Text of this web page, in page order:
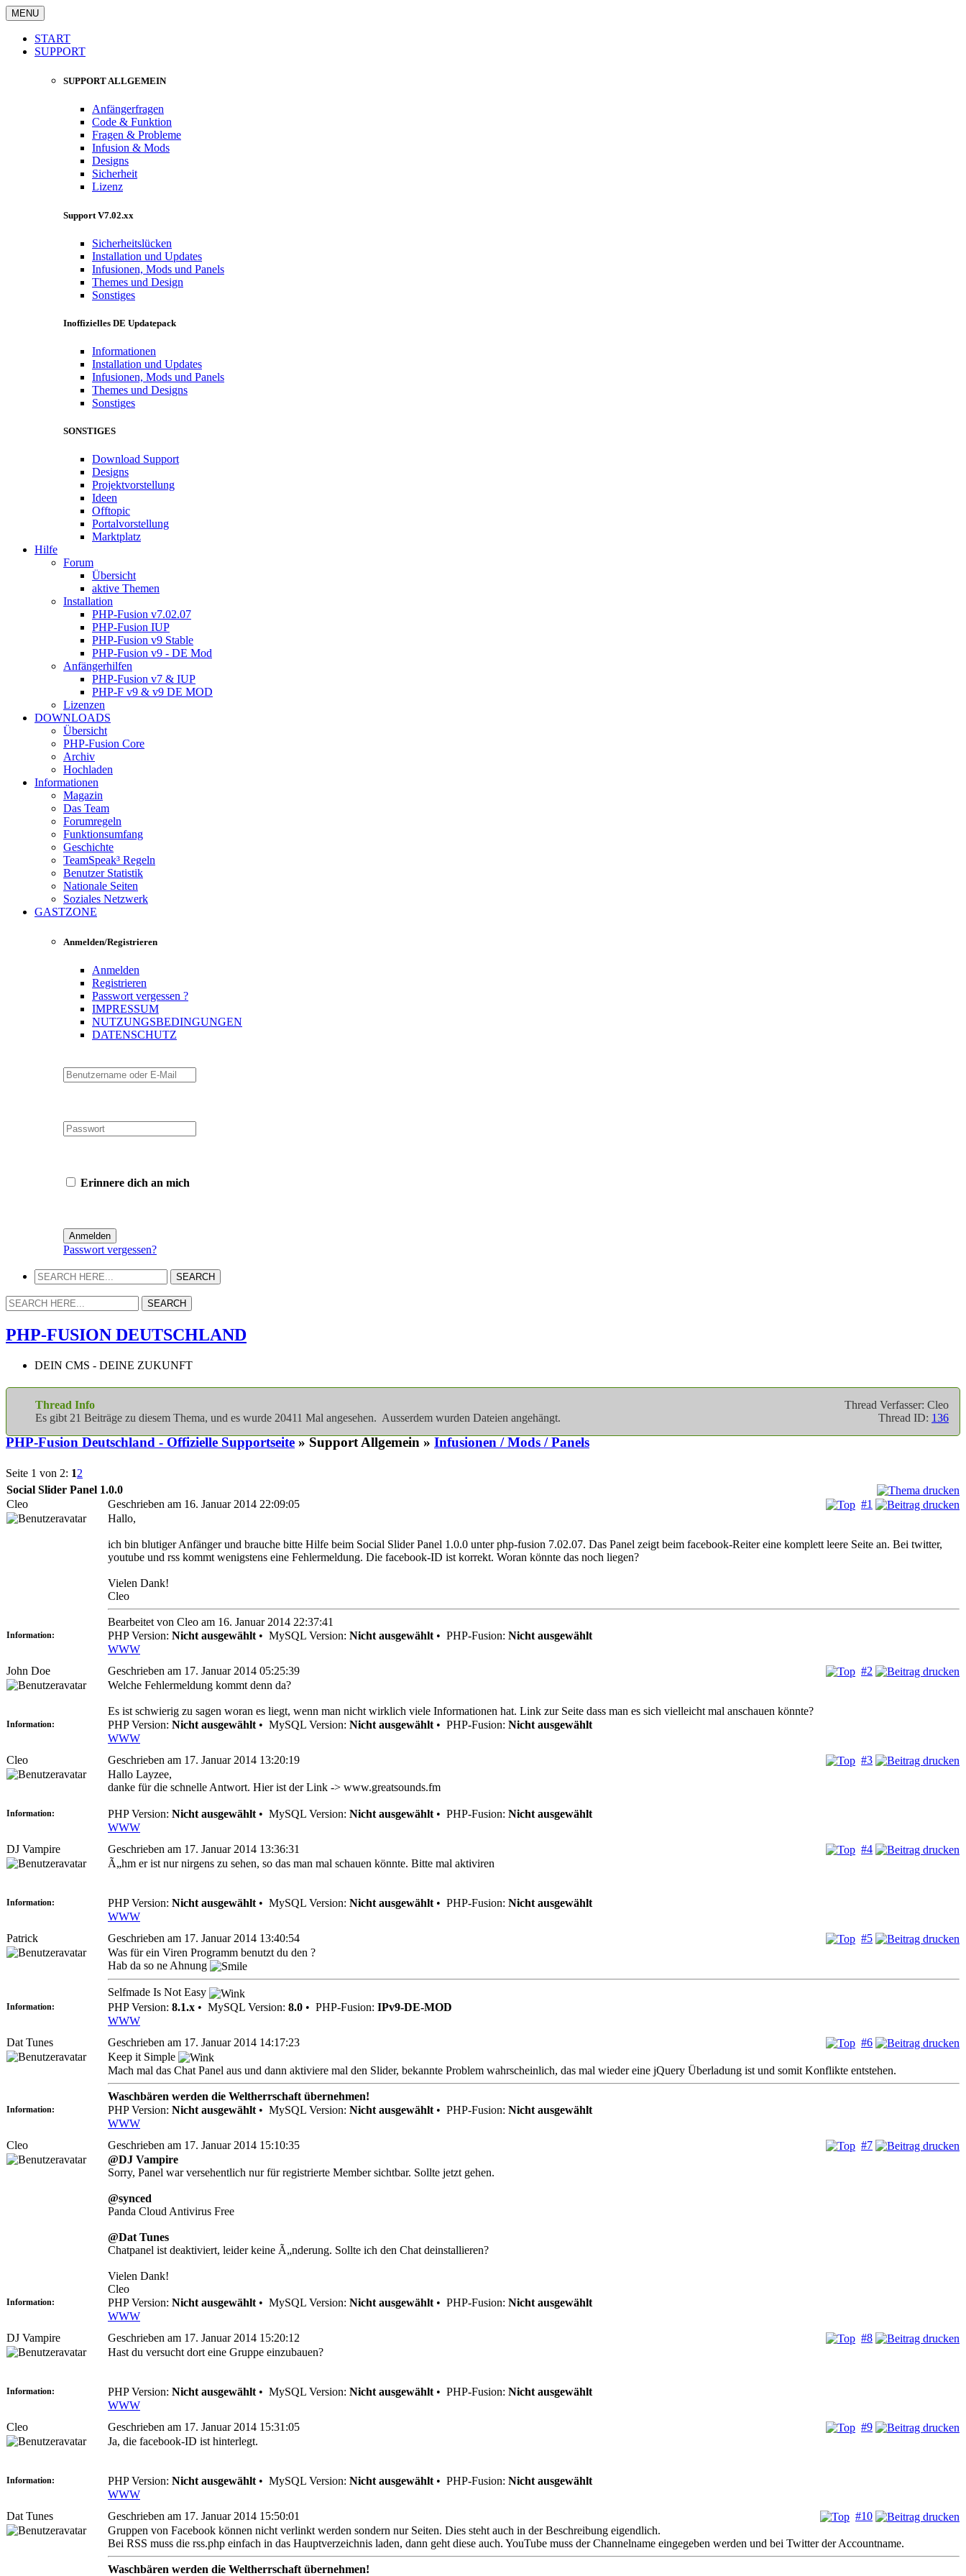
MENU
START
SUPPORT
SUPPORT ALLGEMEIN
Anfängerfragen
Code & Funktion
Fragen & Probleme
Infusion & Mods
Designs
Sicherheit
Lizenz
Support V7.02.xx
Sicherheitslücken
Installation und Updates
Infusionen, Mods und Panels
Themes und Design
Sonstiges
Inoffizielles DE Updatepack
Informationen
Installation und Updates
Infusionen, Mods und Panels
Themes und Designs
Sonstiges
SONSTIGES
Download Support
Designs
Projektvorstellung
Ideen
Offtopic
Portalvorstellung
Marktplatz
Hilfe
Forum
Übersicht
aktive Themen
Installation
PHP-Fusion v7.02.07
PHP-Fusion IUP
PHP-Fusion v9 Stable
PHP-Fusion v9 - DE Mod
Anfängerhilfen
PHP-Fusion v7 & IUP
PHP-F v9 & v9 DE MOD
Lizenzen
DOWNLOADS
Übersicht
PHP-Fusion Core
Archiv
Hochladen
Informationen
Magazin
Das Team
Forumregeln
Funktionsumfang
Geschichte
TeamSpeak³ Regeln
Benutzer Statistik
Nationale Seiten
Soziales Netzwerk
GASTZONE
Anmelden/Registrieren
Anmelden
Registrieren
Passwort vergessen ?
IMPRESSUM
NUTZUNGSBEDINGUNGEN
DATENSCHUTZ
Erinnere dich an mich
Passwort vergessen?
PHP-FUSION DEUTSCHLAND
DEIN CMS - DEINE ZUKUNFT
Thread Verfasser: Cleo
Thread ID: 136
Thread Info
Es gibt 21 Beiträge zu diesem Thema, und es wurde 20411 Mal angesehen. Ausserdem wurden Dateien angehängt.
PHP-Fusion Deutschland - Offizielle Supportseite » Support Allgemein » Infusionen / Mods / Panels
Seite 1 von 2: 12
Social Slider Panel 1.0.0
Cleo
#1
Geschrieben am 16. Januar 2014 22:09:05
Hallo,
ich bin blutiger Anfänger und brauche bitte Hilfe beim Social Slider Panel 1.0.0 unter php-fusion 7.02.07. Das Panel zeigt beim facebook-Reiter eine komplett leere Seite an. Bei twitter,
youtube und rss kommt wenigstens eine Fehlermeldung. Die facebook-ID ist korrekt. Woran könnte das noch liegen?
Vielen Dank!
Cleo
Bearbeitet von Cleo am 16. Januar 2014 22:37:41
Information: PHP Version: Nicht ausgewählt • MySQL Version: Nicht ausgewählt • PHP-Fusion: Nicht ausgewählt
WWW
John Doe
#2
Geschrieben am 17. Januar 2014 05:25:39
Welche Fehlermeldung kommt denn da?
Es ist schwierig zu sagen woran es liegt, wenn man nicht wirklich viele Informationen hat. Link zur Seite dass man es sich vielleicht mal anschauen könnte?
Information: PHP Version: Nicht ausgewählt • MySQL Version: Nicht ausgewählt • PHP-Fusion: Nicht ausgewählt
WWW
Cleo
#3
Geschrieben am 17. Januar 2014 13:20:19
Hallo Layzee,
danke für die schnelle Antwort. Hier ist der Link -> www.greatsounds.fm
Information: PHP Version: Nicht ausgewählt • MySQL Version: Nicht ausgewählt • PHP-Fusion: Nicht ausgewählt
WWW
DJ Vampire
#4
Geschrieben am 17. Januar 2014 13:36:31
Ã„hm er ist nur nirgens zu sehen, so das man mal schauen könnte. Bitte mal aktiviren
Information: PHP Version: Nicht ausgewählt • MySQL Version: Nicht ausgewählt • PHP-Fusion: Nicht ausgewählt
WWW
Patrick
#5
Geschrieben am 17. Januar 2014 13:40:54
Was für ein Viren Programm benutzt du den ?
Hab da so ne Ahnung
Selfmade Is Not Easy
Information: PHP Version: 8.1.x • MySQL Version: 8.0 • PHP-Fusion: IPv9-DE-MOD
WWW
Dat Tunes
#6
Geschrieben am 17. Januar 2014 14:17:23
Keep it Simple
Mach mal das Chat Panel aus und dann aktiviere mal den Slider, bekannte Problem wahrscheinlich, das mal wieder eine jQuery Überladung ist und somit Konflikte entstehen.
Waschbären werden die Weltherrschaft übernehmen!
Information: PHP Version: Nicht ausgewählt • MySQL Version: Nicht ausgewählt • PHP-Fusion: Nicht ausgewählt
WWW
Cleo
#7
Geschrieben am 17. Januar 2014 15:10:35
@DJ Vampire
Sorry, Panel war versehentlich nur für registrierte Member sichtbar. Sollte jetzt gehen.
@synced
Panda Cloud Antivirus Free
@Dat Tunes
Chatpanel ist deaktiviert, leider keine Ã„nderung. Sollte ich den Chat deinstallieren?
Vielen Dank!
Cleo
Information: PHP Version: Nicht ausgewählt • MySQL Version: Nicht ausgewählt • PHP-Fusion: Nicht ausgewählt
WWW
DJ Vampire
#8
Geschrieben am 17. Januar 2014 15:20:12
Hast du versucht dort eine Gruppe einzubauen?
Information: PHP Version: Nicht ausgewählt • MySQL Version: Nicht ausgewählt • PHP-Fusion: Nicht ausgewählt
WWW
Cleo
#9
Geschrieben am 17. Januar 2014 15:31:05
Ja, die facebook-ID ist hinterlegt.
Information: PHP Version: Nicht ausgewählt • MySQL Version: Nicht ausgewählt • PHP-Fusion: Nicht ausgewählt
WWW
Dat Tunes
#10
Geschrieben am 17. Januar 2014 15:50:01
Gruppen von Facebook können nicht verlinkt werden sondern nur Seiten. Dies steht auch in der Beschreibung eigendlich.
Bei RSS muss die rss.php einfach in das Hauptverzeichnis laden, dann geht diese auch. YouTube muss der Channelname eingegeben werden und bei Twitter der Accountname.
Waschbären werden die Weltherrschaft übernehmen!